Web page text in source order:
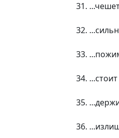
31.
32.
33.
34.
35.
36.